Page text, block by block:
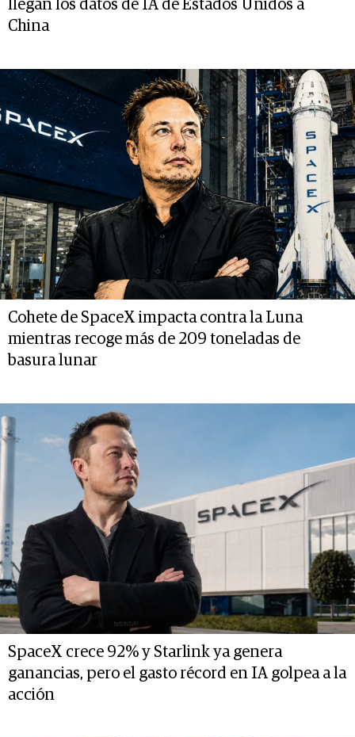
llegan los datos de IA de Estados Unidos a
China
Cohete de SpaceX impacta contra la Luna
mientras recoge más de 209 toneladas de
basura lunar
SpaceX crece 92% y Starlink ya genera
ganancias, pero el gasto récord en IA golpea a la
acción